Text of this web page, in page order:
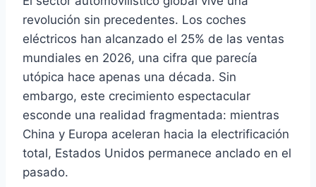
revolución sin precedentes. Los coches
eléctricos han alcanzado el 25% de las ventas
mundiales en 2026, una cifra que parecía
utópica hace apenas una década. Sin
embargo, este crecimiento espectacular
esconde una realidad fragmentada: mientras
China y Europa aceleran hacia la electrificación
total, Estados Unidos permanece anclado en el
pasado.